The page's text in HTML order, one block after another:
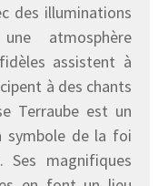
des illuminations
atmosphère
assistent à
à des chants
Terraube est un
symbole de la foi
Ses magnifiques